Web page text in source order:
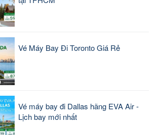
Vé Máy Bay Đi Toronto Giá Rẻ
Vé máy bay đi Dallas hãng EVA Air -
Lịch bay mới nhất